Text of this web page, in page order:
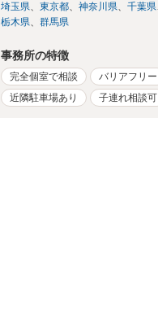
埼玉県 東京都 神奈川県 千葉県
栃木県
群馬県
事務所の特徴
完全個室で相談
バリアフリー
近隣駐車場あり
子連れ相談可